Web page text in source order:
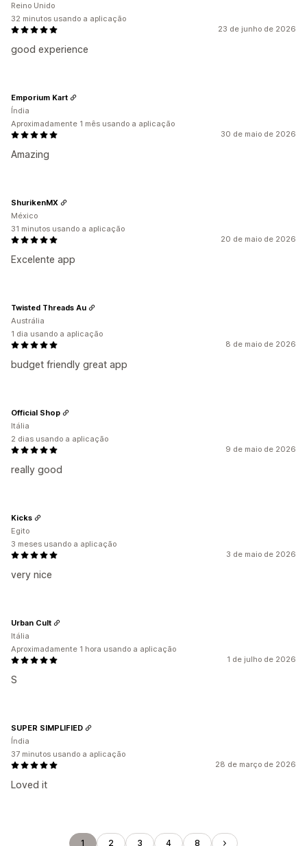
23 de junho de 2026
good experience
Reino Unido
32 minutos usando a aplicação
30 de maio de 2026
Amazing
Emporium Kart
Índia
Aproximadamente 1 mês usando a aplicação
20 de maio de 2026
Excelente app
ShurikenMX
México
31 minutos usando a aplicação
8 de maio de 2026
budget friendly great app
Twisted Threads Au
Austrália
1 dia usando a aplicação
9 de maio de 2026
really good
Official Shop
Itália
2 dias usando a aplicação
3 de maio de 2026
very nice
Kicks
Egito
3 meses usando a aplicação
1 de julho de 2026
S
Urban Cult
Itália
Aproximadamente 1 hora usando a aplicação
28 de março de 2026
Loved it
SUPER SIMPLIFIED
Índia
37 minutos usando a aplicação
1 2 3 4 8